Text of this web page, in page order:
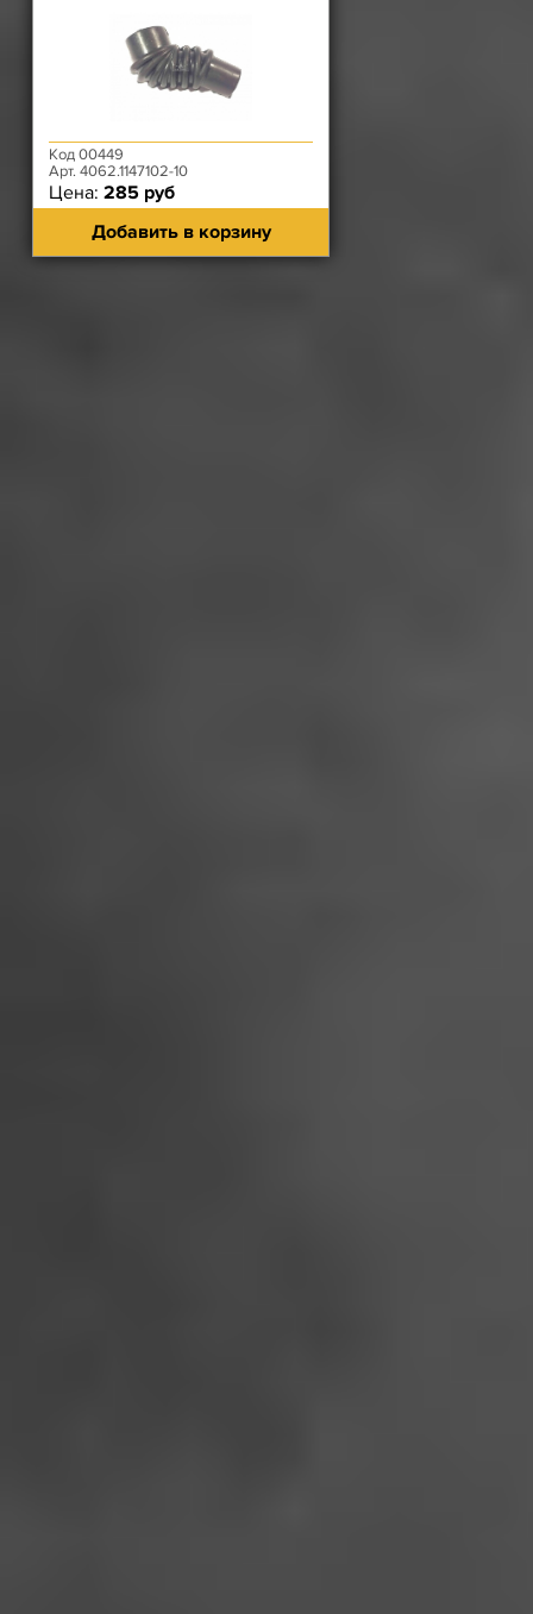
Код 00449
Арт. 4062.1147102-10
Цена: 285 руб
Добавить в корзину